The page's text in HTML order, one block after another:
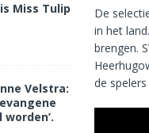
De
in het
brengen.
de
Miss Tulip
Velstra: